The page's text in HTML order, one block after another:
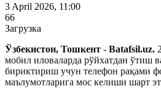
3 April 2026, 11:00
66
Загрузка
Ўзбекистон, Тошкент - Batafsil.uz.
мобил иловаларда рўйхатдан ўтиш
бириктириш учун телефон рақами
маълумотларига мос келиши шарт